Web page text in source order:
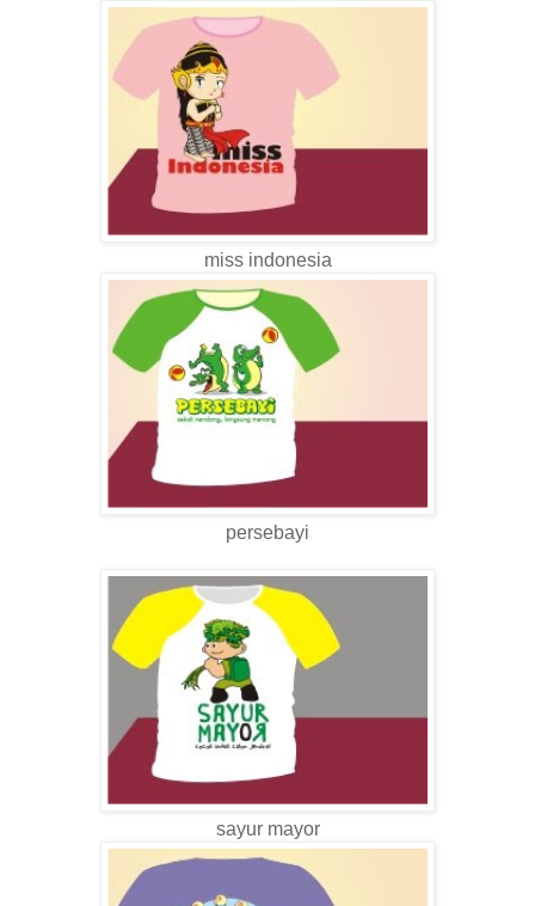
miss indonesia
persebayi
sayur mayor